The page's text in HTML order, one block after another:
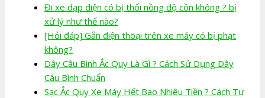
Đi xe đạp điện có bị thổi nồng độ cồn không ? bị
xử lý như thế nào?
[Hỏi đáp] Gắn điện thoại trên xe máy có bị phạt
không?
Dây Câu Bình Ắc Quy Là Gì ? Cách Sử Dụng Dây
Câu Bình Chuẩn
Sạc Ắc Quy Xe Máy Hết Bao Nhiêu Tiền ? Cách Tự